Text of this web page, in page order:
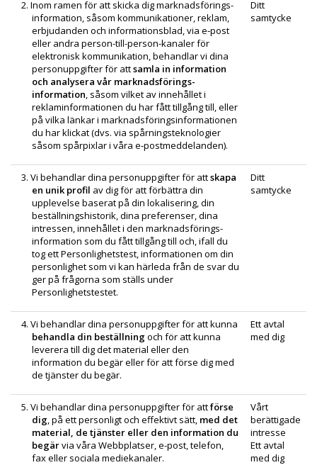
2. Inom ramen för att skicka dig marknadsförings­
information, såsom kommunikationer, reklam,
erbjudanden och informationsblad, via e‑post
eller andra person-till-person-kanaler för
elektronisk kommunikation, behandlar vi dina
personuppgifter för attsamla in information
och analysera vår marknadsförings­
information, såsom vilket av innehållet i
reklaminformationen du har fått tillgång till, eller
på vilka länkar i marknadsförings­informationen
du har klickat (dvs. via spårningsteknologier
såsom spårpixlar i våra e‑postmeddelanden).
Ditt
samtycke
3. Vi behandlar dina personuppgifter för attskapa
en unik profil av dig för att förbättra din
upplevelse baserat på din lokalisering, din
beställningshistorik, dina preferenser, dina
intressen, innehållet i den marknadsförings­
information som du fått tillgång till och, ifall du
tog ett Personlighetstest, informationen om din
personlighet som vi kan härleda från de svar du
ger på frågorna som ställs under
Personlighetstestet.
Ditt
samtycke
4. Vi behandlar dina personuppgifter för att kunna
behandla din beställningoch för att kunna
leverera till dig det material eller den
information du begär eller för att förse dig med
de tjänster du begär.
Ett avtal
med dig
5. Vi behandlar dina personuppgifter för attförse
dig, på ett personligt och effektivt sätt, med det
material, de tjänster eller den information du
begärvia våra Webbplatser,e-post,telefon,
fax eller sociala mediekanaler.
Vårt
berättigade
intresse
Ett avtal
med dig